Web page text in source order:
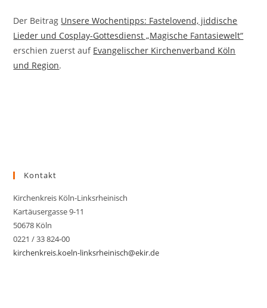
Der Beitrag Unsere Wochentipps: Fastelovend, jiddische
Lieder und Cosplay-Gottesdienst „Magische Fantasiewelt“
erschien zuerst auf Evangelischer Kirchenverband Köln
und Region.
Kontakt
Kirchenkreis Köln-Linksrheinisch
Kartäusergasse 9-11
50678 Köln
0221 / 33 824-00
kirchenkreis.koeln-linksrheinisch@ekir.de